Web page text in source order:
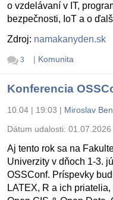
o vzdelávaní v IT,
bezpečnosti, IoT a o
Zdroj: namakanyden.sk
3 | Komunita
Konferencia
10.04 | 19:03 | Miroslav
Dátum udalosti: 01.07.2026
Aj tento rok sa na
Univerzity v dňoch 1-3.
OSSConf. Príspevky
LATEX, R a ich